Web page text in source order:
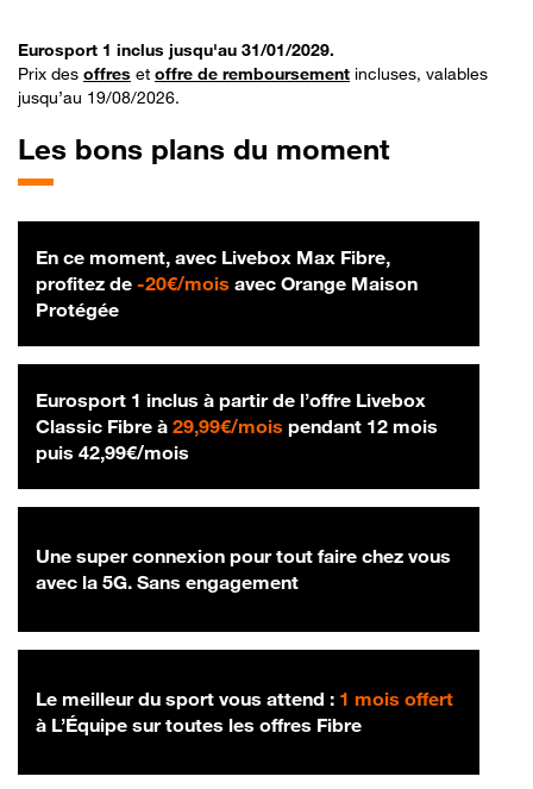
Eurosport 1 inclus jusqu'au 31/01/2029.
Prix des offres et offre de remboursement incluses, valables
jusqu’au 19/08/2026.
Les bons plans du moment
En ce moment, avec Livebox Max Fibre,
profitez de -20€/mois 20 € par mois
avec Orange Maison
Protégée
Eurosport 1 inclus à partir de l’offre Livebox
Classic Fibre à 29,99€/mois 29,99 € par mois
pendant 12 mois
puis 42,99€/mois
Une super connexion pour tout faire chez vous
avec la 5G. Sans engagement
Le meilleur du sport vous attend : 1 mois offert
à L’Équipe sur toutes les offres Fibre